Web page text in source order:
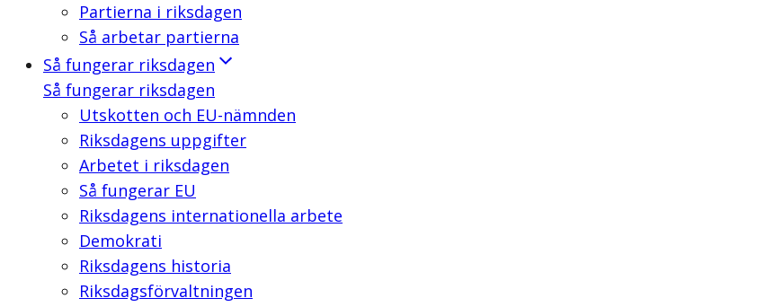
Partierna i riksdagen
Så arbetar partierna
Så fungerar riksdagen
Så fungerar riksdagen
Utskotten och EU-nämnden
Riksdagens uppgifter
Arbetet i riksdagen
Så fungerar EU
Riksdagens internationella arbete
Demokrati
Riksdagens historia
Riksdagsförvaltningen